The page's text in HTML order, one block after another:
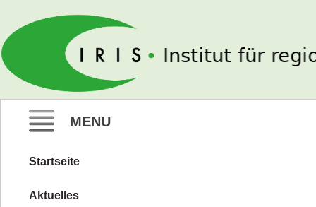
IRIS e. V.
MENU
Zum
springen
Startseite
Aktuelles